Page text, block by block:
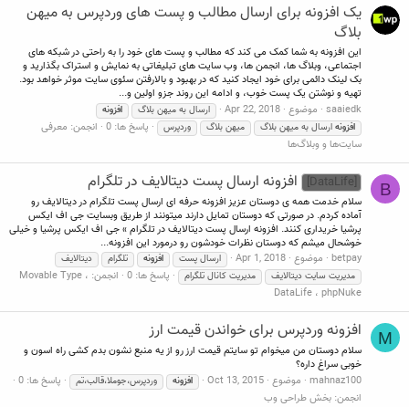
یک افزونه برای ارسال مطالب و پست های وردپرس به میهن
بلاگ
این افزونه به شما کمک می کند که مطالب و پست های خود را به راحتی در شبکه های
اجتماعی، وبلاگ ها، انجمن ها، وب سایت های تبلیغاتی به نمایش و استراک بگذارید و
بک لینک دائمی برای خود ایجاد کنید که در بهبود و بالارفتن سئوی سایت موثر خواهد بود.
تهیه و نوشتن یک پست خوب، و ادامه این روند جزو اولین و...
saaiedk موضوع Apr 22, 2018 ارسال به میهن بلاگ
افزونه
افزونه ارسال به میهن بلاگ میهن بلاگ وردپرس پاسخ ها: 0 انجمن: معرفی
سایت‌ها و وبلاگ‌ها
B
[DataLife] افزونه ارسال پست دیتالایف در تلگرام
سلام خدمت همه ی دوستان عزیز افزونه حرفه ای ارسال پست تلگرام در دیتالایف رو
آماده کردم. در صورتی که دوستان تمایل دارند میتونند از طریق وبسایت جی اف ایکس
پرشیا خریداری کنند. افزونه ارسال پست دیتالایف در تلگرام » جی اف ایکس پرشیا و خیلی
خوشحال میشم که دوستان نظرات خودشون رو درمورد این افزونه...
betpay موضوع Apr 1, 2018 ارسال پست افزونه تلگرام
دیتالایف
مدیریت سایت دیتالایف
مدیریت کانال تلگرام پاسخ ها: 0 انجمن: Movable Type ،
DataLife ، phpNuke
M افزونه وردپرس برای خواندن قیمت ارز
سلام دوستان من میخوام تو سایتم قیمت ارز رو از یه منبع نشون بدم کشی راه اسون و
خوبی سراغ داره؟
mahnaz100 موضوع Oct 13, 2015 افزونه وردپرس،جوملا،قالب،تم
پاسخ ها: 0
انجمن: بخش طراحی وب